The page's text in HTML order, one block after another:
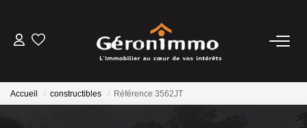
Accueil constructibles Référence 3562JT